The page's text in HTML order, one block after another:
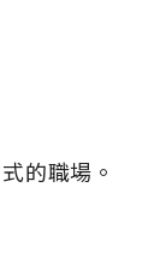
的職場。